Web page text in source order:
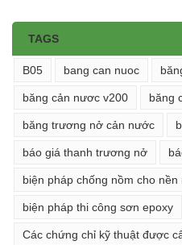
TAGS
B05 bang can nuoc
băng cản nươc v200 băng
băng trương nở cản nước
báo giá thanh trương nở
biện pháp chống nồm cho nền
biện pháp thi công sơn epoxy
Các chứng chỉ kỹ thuật được